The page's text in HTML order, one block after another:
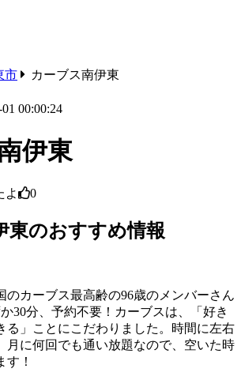
市 カーブス南伊東
00:00:24
伊東
よ 0
東のおすすめ情報
のカーブス最高齢の96歳のメンバーさん
30分、予約不要！カーブスは、「好き
る」ことにこだわりました。時間に左右
月に何回でも通い放題なので、空いた時
す！